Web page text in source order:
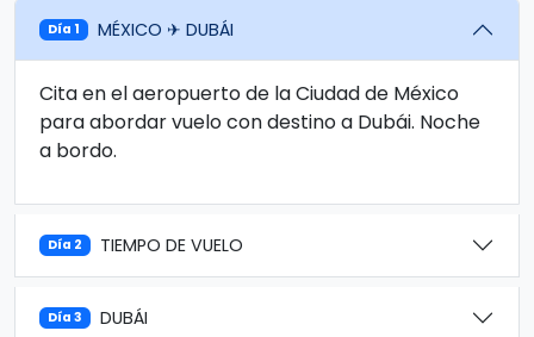
Día 1 MÉXICO ✈ DUBÁI
Cita en el aeropuerto de la Ciudad de México
para abordar vuelo con destino a Dubái. Noche
a bordo.
Día 2 TIEMPO DE VUELO
Día 3 DUBÁI